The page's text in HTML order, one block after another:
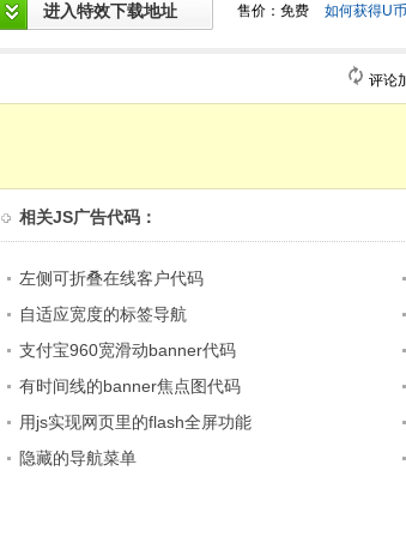
进入特效下载地址 售价：免费 如何获得U
评论
相关JS广告代码 ：
左侧可折叠在线客户代码
自适应宽度的标签导航
支付宝960宽滑动banner代码
有时间线的banner焦点图代码
用js实现网页里的flash全屏功能
隐藏的导航菜单